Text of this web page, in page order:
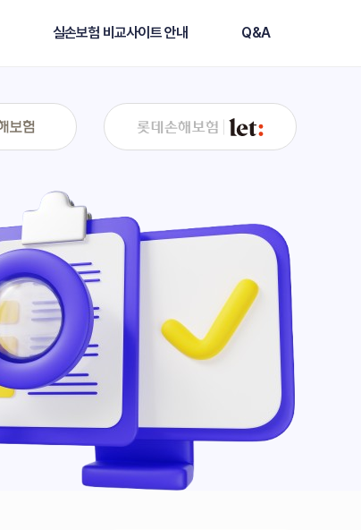
실손보험 비교사이트 안내 Q&A